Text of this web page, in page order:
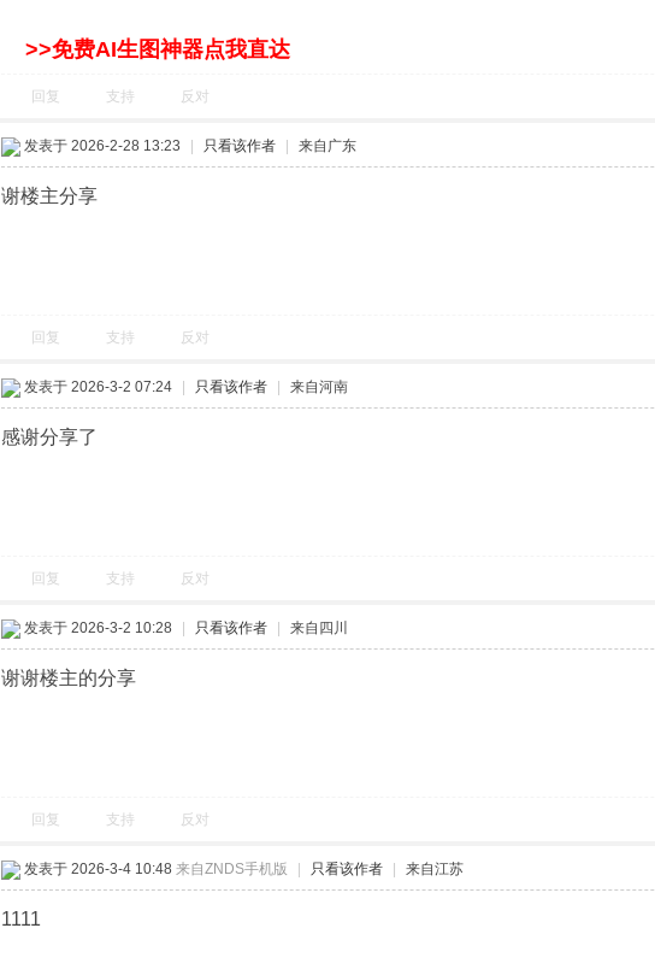
>>免费AI生图神器点我直达
回复 支持 反对
发表于 2026-2-28 13:23 只看该作者 来自广东
谢楼主分享
回复 支持 反对
发表于 2026-3-2 07:24 只看该作者 来自河南
感谢分享了
回复 支持 反对
发表于 2026-3-2 10:28 只看该作者 来自四川
谢谢楼主的分享
回复 支持 反对
发表于 2026-3-4 10:48 来自ZNDS手机版 只看该作者 来自江苏
1111